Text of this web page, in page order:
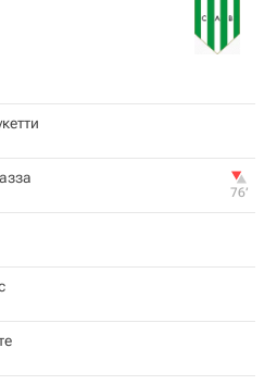
76‎’‎